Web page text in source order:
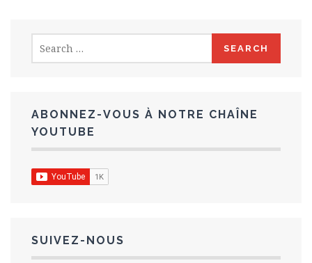
for:
ABONNEZ-VOUS À NOTRE CHAÎNE
YOUTUBE
SUIVEZ-NOUS